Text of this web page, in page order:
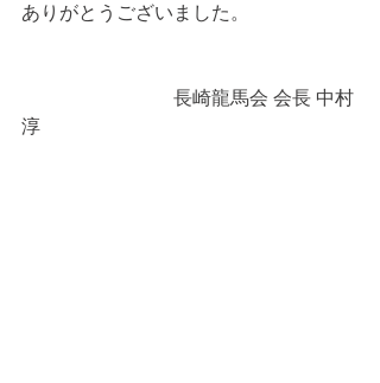
ありがとうございました。
長崎龍馬会 会長 中村
淳